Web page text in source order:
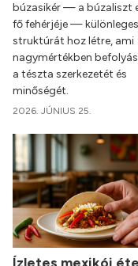
búzasikér — a búzaliszt
fő fehérjéje — különleges
struktúrát hoz létre, ami
nagymértékben
a tészta szerkezetét és
minőségét.
2026. JÚNIUS 25.
Ízletes mexikói